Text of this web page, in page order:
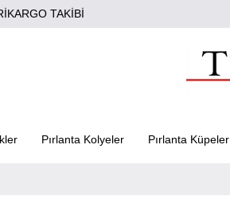
KARGO TAKİBİ
Pırlanta Kolyeler Pırlanta Küpeler